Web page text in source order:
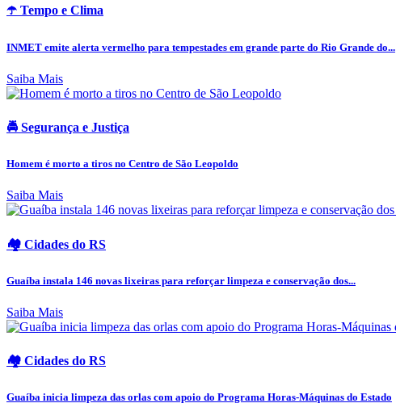
☂️ Tempo e Clima
INMET emite alerta vermelho para tempestades em grande parte do Rio Grande do...
Saiba Mais
🚔 Segurança e Justiça
Homem é morto a tiros no Centro de São Leopoldo
Saiba Mais
🏘️ Cidades do RS
Guaíba instala 146 novas lixeiras para reforçar limpeza e conservação dos...
Saiba Mais
🏘️ Cidades do RS
Guaíba inicia limpeza das orlas com apoio do Programa Horas-Máquinas do Estado